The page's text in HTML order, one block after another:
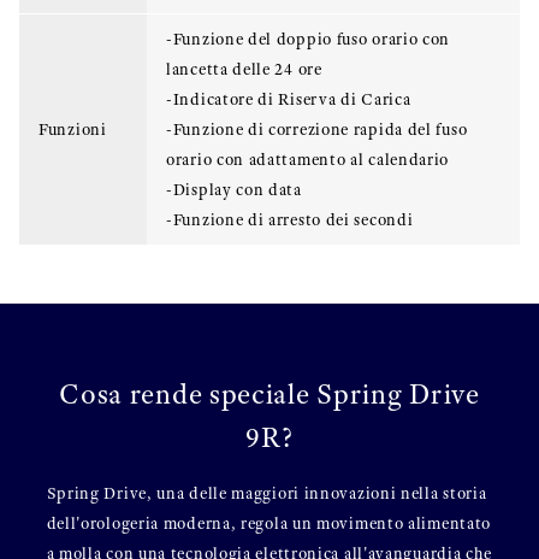
Funzioni
-Funzione del doppio fuso orario con
lancetta delle 24 ore
-Indicatore di Riserva di Carica
-Funzione di correzione rapida del fuso
orario con adattamento al calendario
-Display con data
-Funzione di arresto dei secondi
Cosa rende speciale Spring Drive
9R?
Spring Drive, una delle maggiori innovazioni nella storia
dell'orologeria moderna, regola un movimento alimentato
a molla con una tecnologia elettronica all'avanguardia che